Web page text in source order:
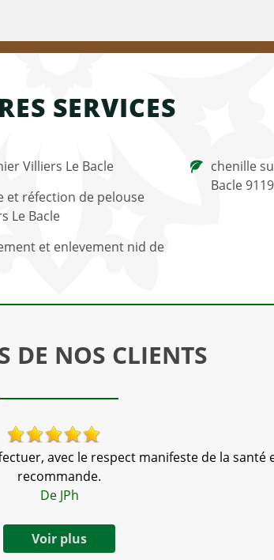
SERVICES
Villiers Le Bacle
et réfection de pelouse
Le Bacle
et enlevement nid de
chenille
Bacle
DE NOS CLIENTS
avec le respect manifeste de la santé
recommande.
De JPh
Voir plus